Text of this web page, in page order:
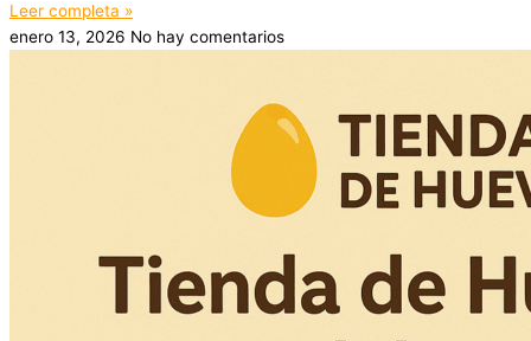
Leer completa »
enero 13, 2026 No hay comentarios